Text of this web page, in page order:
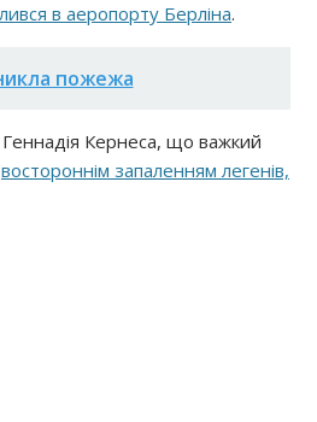
в аеропорту Берліна.
пожежа
Кернеса, що важкий
запаленням легенів,